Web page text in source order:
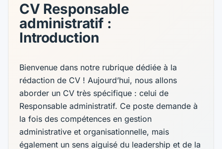
CV Responsable
administratif :
Introduction
Bienvenue dans notre rubrique dédiée à la
rédaction de CV ! Aujourd’hui, nous allons
aborder un CV très spécifique : celui de
Responsable administratif. Ce poste demande à
la fois des compétences en gestion
administrative et organisationnelle, mais
également un sens aiguisé du leadership et de la